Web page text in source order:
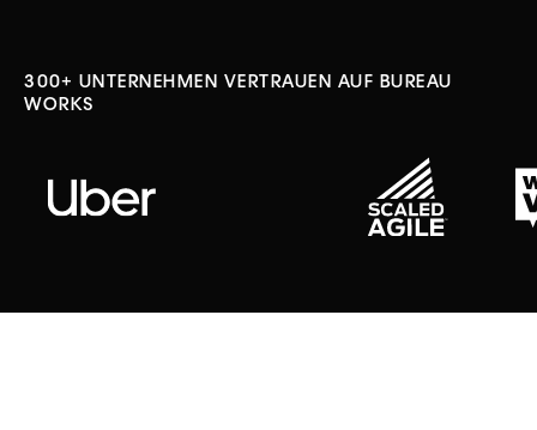
300+ UNTERNEHMEN VERTRAUEN AUF BUREAU
WORKS